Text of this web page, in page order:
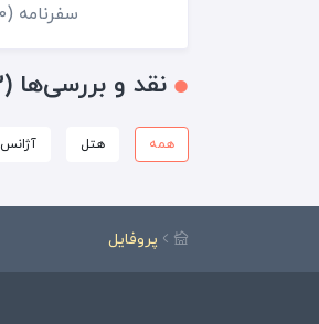
سفرنامه (0)
نقد و بررسی‌ها (3)
همه هتل آژانس
پروفایل